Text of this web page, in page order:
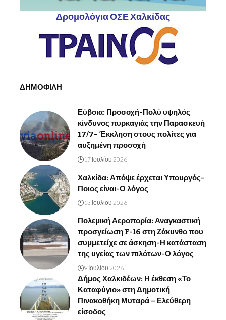
Δρομολόγια ΟΣΕ Χαλκίδας
ΔΗΜΟΦΙΛΗ
Εύβοια: Προσοχή-Πολύ υψηλός
κίνδυνος πυρκαγιάς την Παρασκευή
17/7– Έκκληση στους πολίτες για
αυξημένη προσοχή
17 Ιουλίου 2026
Χαλκίδα: Απόψε έρχεται Υπουργός-
Ποιος είναι-Ο λόγος
13 Ιουλίου 2026
Πολεμική Αεροπορία: Αναγκαστική
προσγείωση F-16 στη Ζάκυνθο που
συμμετείχε σε άσκηση-Η κατάσταση
της υγείας των πιλότων-Ο λόγος
9 Ιουλίου 2026
Δήμος Χαλκιδέων: Η έκθεση «Το
Καταφύγιο» στη Δημοτική
Πινακοθήκη Μυταρά – Ελεύθερη
είσοδος